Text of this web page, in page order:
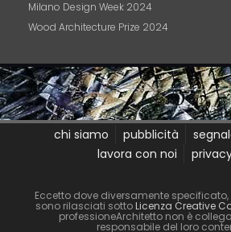
Milano Design Week 2024
Wood Architecture Prize 2024
chi siamo pubblicità
lavora con noi
Eccetto dove diversamente
sono rilasciati sottoLicenza Creative
professioneArchitetto non è
responsabile del loro